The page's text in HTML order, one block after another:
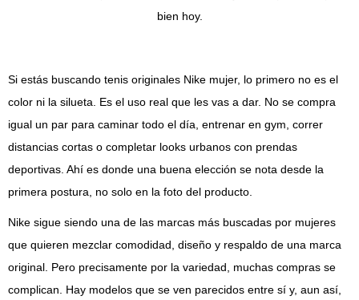
bien hoy.
Si estás buscando tenis originales Nike mujer, lo primero no es el
color ni la silueta. Es el uso real que les vas a dar. No se compra
igual un par para caminar todo el día, entrenar en gym, correr
distancias cortas o completar looks urbanos con prendas
deportivas. Ahí es donde una buena elección se nota desde la
primera postura, no solo en la foto del producto.
Nike sigue siendo una de las marcas más buscadas por mujeres
que quieren mezclar comodidad, diseño y respaldo de una marca
original. Pero precisamente por la variedad, muchas compras se
complican. Hay modelos que se ven parecidos entre sí y, aun así,